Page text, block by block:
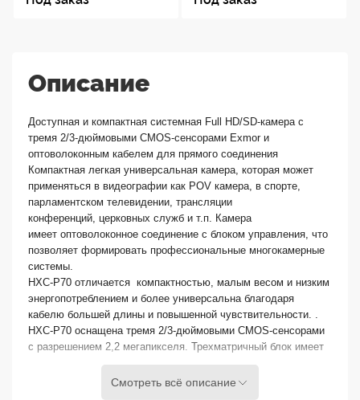
Описание
Доступная и компактная системная Full HD/SD-камера с
тремя 2/3-дюймовыми CMOS-сенсорами Exmor и
оптоволоконным кабелем для прямого соединения
Компактная легкая универсальная камера, которая может
применяться в видеографии как POV камера, в спорте,
парламентском телевидении, трансляции
конференций, церковных служб и т.п. Камера
имеет оптоволоконное соединение с блоком управления, что
позволяет формировать профессиональные многокамерные
системы.
HXC-P70 отличается компактностью, малым весом и низким
энергопотреблением и более универсальна благодаря
кабелю большей длины и повышенной чувствительности. .
HXC-P70 оснащена тремя 2/3-дюймовыми CMOS-сенсорами
с разрешением 2,2 мегапикселя. Трехматричный блок имеет
обеспечивая чувствительность F12 при частоте 59,94 Гц или
Смотреть всё описание